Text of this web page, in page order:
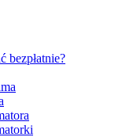
bezpłatnie?